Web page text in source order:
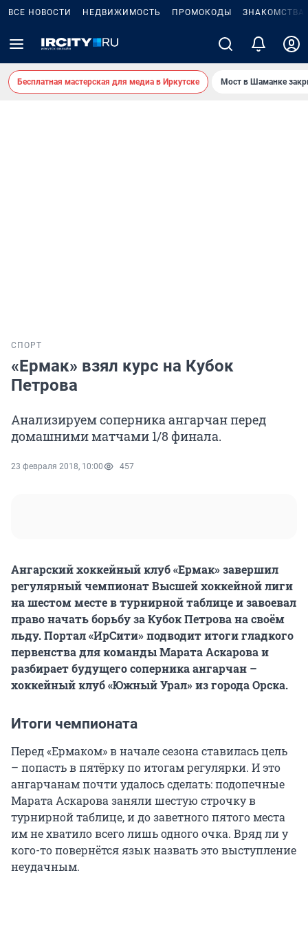
ВСЕ НОВОСТИ НЕДВИЖИМОСТЬ ПРОМОКОДЫ ЗНАКОМСТВА
Бесплатная мастерская для медиа в Иркутске Мост в Шаманке
СПОРТ
«Ермак» взял курс на Кубок
Петрова
Анализируем соперника ангарчан перед
домашними матчами 1/8 финала.
23 февраля 2018, 10:00 457
Ангарский хоккейный клуб «Ермак» завершил
регулярный чемпионат Высшей хоккейной лиги
на шестом месте в турнирной таблице и завоевал
право начать борьбу за Кубок Петрова на своём
льду. Портал «ИрСити» подводит итоги гладкого
первенства для команды Марата Аскарова и
разбирает будущего соперника ангарчан –
хоккейный клуб «Южный Урал» из города Орска.
Итоги чемпионата
Перед «Ермаком» в начале сезона ставилась цель
– попасть в пятёрку по итогам регулярки. И это
ангарчанам почти удалось сделать: подопечные
Марата Аскарова заняли шестую строчку в
турнирной таблице, и до заветного пятого места
им не хватило всего лишь одного очка. Вряд ли у
кого-то повернётся язык назвать это выступление
неудачным.